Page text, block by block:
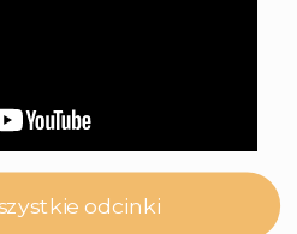
odcinki